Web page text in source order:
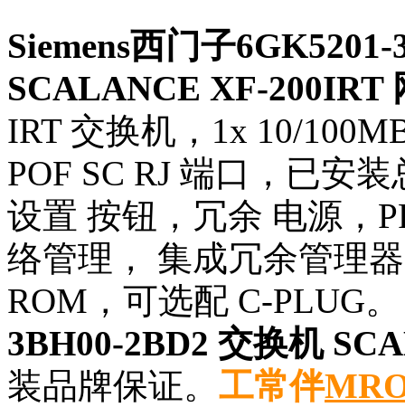
Siemens西门子
SCALANCE XF-200IRT
IRT 交换机，1x 10/
POF SC RJ 端口，已安
设置 按钮，冗余 电源，
络管理， 集成冗余管理
ROM，可选配 C-PLUG
3BH00-2BD2 交换机
装品牌保证。 工常伴